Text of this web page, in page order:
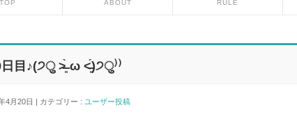
TOP ABOUT RULE
日目♪(੭ु ˃̶͈̀ ω ˂̶͈́)੭ु⁾⁾
4月20日 | カテゴリー : ユーザー投稿